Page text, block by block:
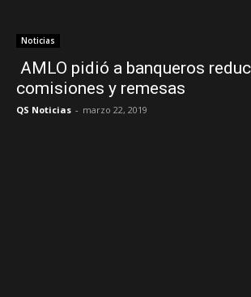
Noticias
AMLO pidió a banqueros
comisiones y remesas
QS Noticias - marzo 22, 2019